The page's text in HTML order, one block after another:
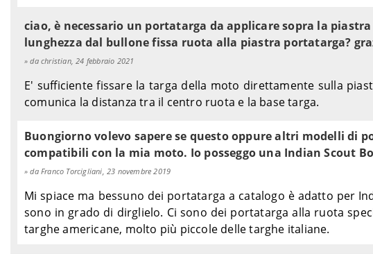
ciao, è necessario un portatarga da applicare sopra la
lunghezza dal bullone fissa ruota alla piastra portatarga?
da christian, 24 febbraio 2021
E' sufficiente fissare la targa della moto direttamente sulla
comunica la distanza tra il centro ruota e la base targa.
Buongiorno volevo sapere se questo oppure altri modelli di
compatibili con la mia moto. Io posseggo una Indian Scout
da Franco Torcigliani, 23 novembre 2019
Mi spiace ma bessuno dei portatarga a catalogo è adatto per
sono in grado di dirglielo. Ci sono dei portatarga alla ruota
targhe americane, molto più piccole delle targhe italiane.